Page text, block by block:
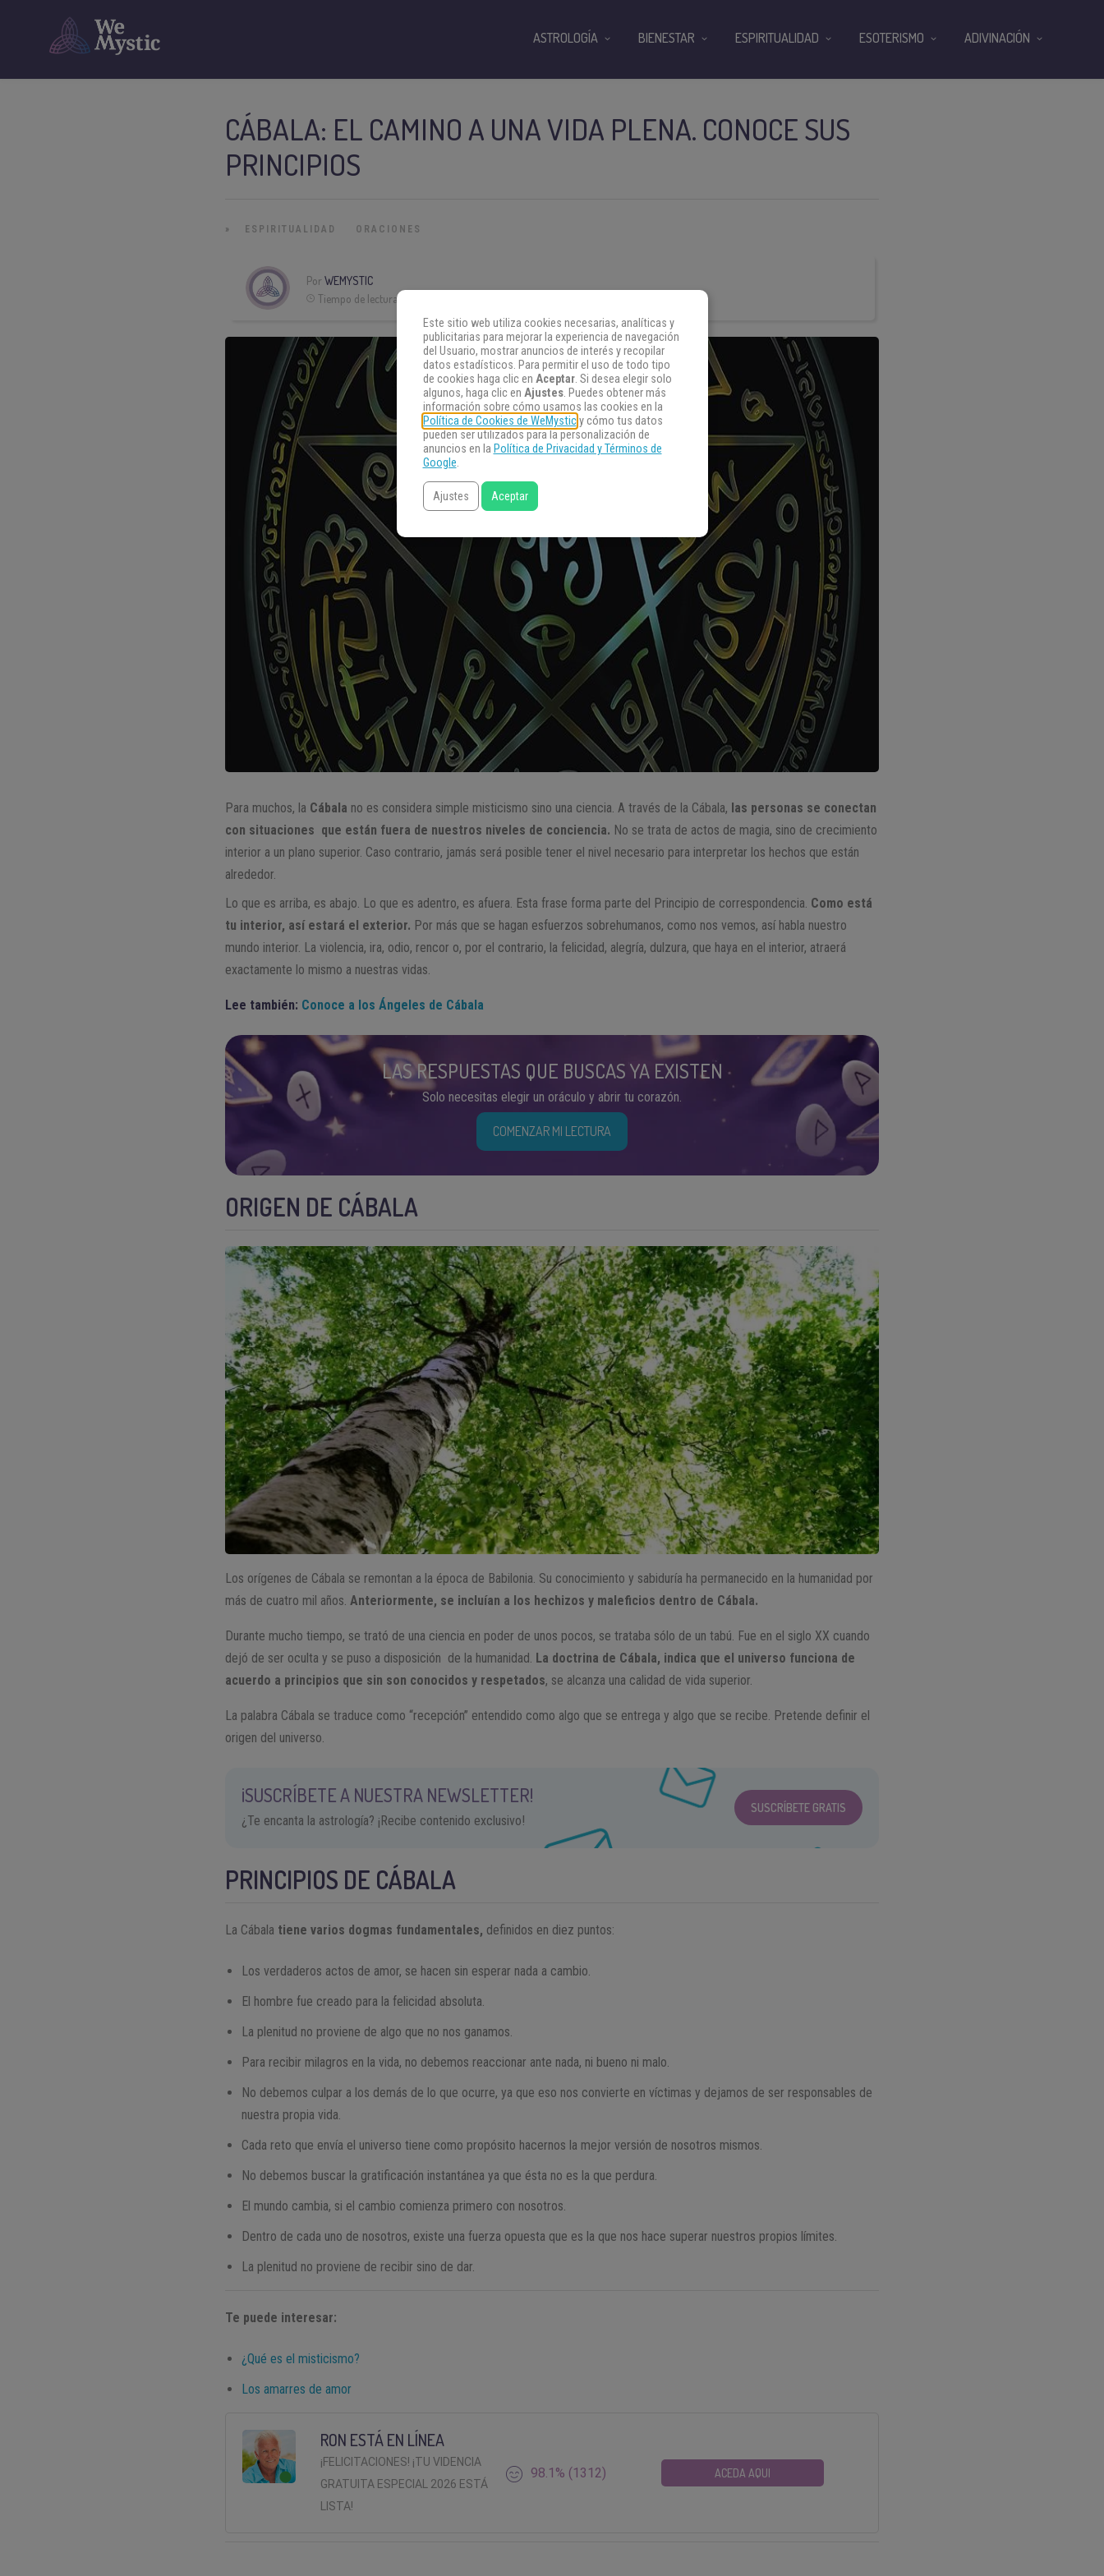
CÁBALA: EL CAMINO A UNA VIDA PLENA. CONOCE SUS
PRINCIPIOS
» ESPIRITUALIDAD ORACIONES
Por WEMYSTIC
Tiempo de lectura:
Para muchos, la Cábala no es considera simple misticismo sino una ciencia. A través de la Cábala, las personas se conectan
con situaciones que están fuera de nuestros niveles de conciencia. No se trata de actos de magia, sino de crecimiento
interior a un plano superior. Caso contrario, jamás será posible tener el nivel necesario para interpretar los hechos que están
alrededor.
Lo que es arriba, es abajo. Lo que es adentro, es afuera. Esta frase forma parte del Principio de correspondencia. Como está
tu interior, así estará el exterior. Por más que se hagan esfuerzos sobrehumanos, como nos vemos, así habla nuestro
mundo interior. La violencia, ira, odio, rencor o, por el contrario, la felicidad, alegría, dulzura, que haya en el interior, atraerá
exactamente lo mismo a nuestras vidas.
Lee también: Conoce a los Ángeles de Cábala
LAS RESPUESTAS QUE BUSCAS YA EXISTEN
Solo necesitas elegir un oráculo y abrir tu corazón.
COMENZAR MI LECTURA
ORIGEN DE CÁBALA
Los orígenes de Cábala se remontan a la época de Babilonia. Su conocimiento y sabiduría ha permanecido en la humanidad por
más de cuatro mil años.Anteriormente, se incluían a los hechizos y maleficios dentro de Cábala.
Durante mucho tiempo, se trató de una ciencia en poder de unos pocos, se trataba sólo de un tabú. Fue en el siglo XX cuando
dejó de ser oculta y se puso a disposición de la humanidad. La doctrina de Cábala, indica que el universo funciona de
acuerdo a principios que sin son conocidos y respetados, se alcanza una calidad de vida superior.
La palabra Cábala se traduce como “recepción” entendido como algo que se entrega y algo que se recibe. Pretende definir el
origen del universo.
¡SUSCRÍBETE A NUESTRA NEWSLETTER!
¿Te encanta la astrología? ¡Recibe contenido exclusivo!
SUSCRÍBETE GRATIS
PRINCIPIOS DE CÁBALA
La Cábala tiene varios dogmas fundamentales, definidos en diez puntos:
Los verdaderos actos de amor, se hacen sin esperar nada a cambio.
El hombre fue creado para la felicidad absoluta.
La plenitud no proviene de algo que no nos ganamos.
Para recibir milagros en la vida, no debemos reaccionar ante nada, ni bueno ni malo.
No debemos culpar a los demás de lo que ocurre, ya que eso nos convierte en víctimas y dejamos de ser responsables de
nuestra propia vida.
Cada reto que envía el universo tiene como propósito hacernos la mejor versión de nosotros mismos.
No debemos buscar la gratificación instantánea ya que ésta no es la que perdura.
El mundo cambia, si el cambio comienza primero con nosotros.
Dentro de cada uno de nosotros, existe una fuerza opuesta que es la que nos hace superar nuestros propios límites.
La plenitud no proviene de recibir sino de dar.
Te puede interesar:
¿Qué es el misticismo?
Los amarres de amor
RON ESTÁ EN LÍNEA
¡FELICITACIONES! ¡TU VIDENCIA
GRATUITA ESPECIAL 2026 ESTÁ
LISTA!
98.1% (1312) ACEDA AQUI
ASTROLOGÍA BIENESTAR ESPIRITUALIDAD ESOTERISMO ADIVINACIÓN
Este sitio web utiliza cookies necesarias, analíticas y
publicitarias para mejorar la experiencia de navegación
del Usuario, mostrar anuncios de interés y recopilar
datos estadísticos. Para permitir el uso de todo tipo
de cookies haga clic en Aceptar. Si desea elegir solo
algunos, haga clic en Ajustes. Puedes obtener más
información sobre cómo usamos las cookies en la
Política de Cookies de WeMysticy cómo tus datos
pueden ser utilizados para la personalización de
anuncios en la Política de Privacidad y Términos de
Google.
Ajustes Aceptar